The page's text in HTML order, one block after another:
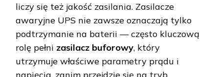
liczy się też jakość zasilania. Zasilacze
awaryjne UPS nie zawsze oznaczają tylko
podtrzymanie na baterii — często kluczową
rolę pełni zasilacz buforowy, który
utrzymuje właściwe parametry prądu i
napięcia, zanim przejdzie się na tryb